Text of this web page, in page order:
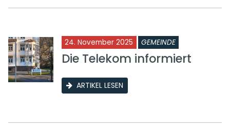
24. November 2025 GEMEINDE
Die Telekom informiert
ARTIKEL LESEN